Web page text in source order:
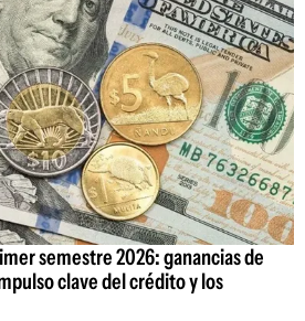
semestre 2026: ganancias de
clave del crédito y los